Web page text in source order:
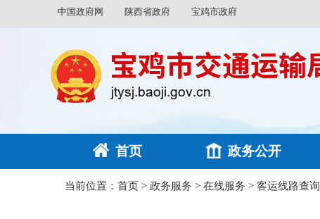
中国政府网 陕西省政府 宝鸡市政府
首页 政务公开
当前位置： 首页 > 政务服务 > 在线服务 > 客运线路查询